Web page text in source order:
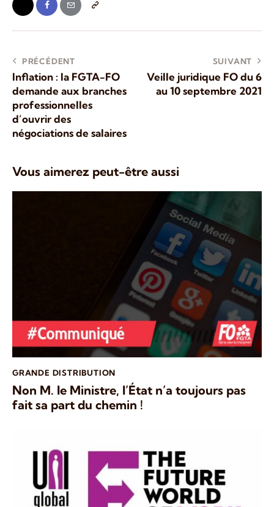
PRÉCÉDENT
Inflation : la FGTA-FO
demande aux branches
professionnelles
d’ouvrir des
négociations de salaires
SUIVANT
Veille juridique FO du 6
au 10 septembre 2021
Vous aimerez peut-être aussi
GRANDE DISTRIBUTION
Non M. le Ministre, l’État n’a toujours pas
fait sa part du chemin !